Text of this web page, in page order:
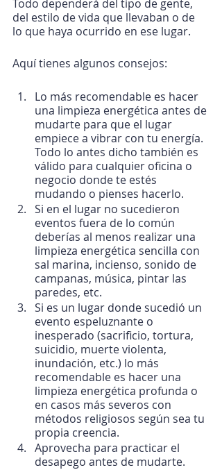
Todo dependerá del tipo de gente,
del estilo de vida que llevaban o de
lo que haya ocurrido en ese lugar.
Aquí tienes algunos consejos:
Lo más recomendable es hacer
una limpieza energética antes de
mudarte para que el lugar
empiece a vibrar con tu energía.
Todo lo antes dicho también es
válido para cualquier oficina o
negocio donde te estés
mudando o pienses hacerlo.
Si en el lugar no sucedieron
eventos fuera de lo común
deberías al menos realizar una
limpieza energética sencilla con
sal marina, incienso, sonido de
campanas, música, pintar las
paredes, etc.
Si es un lugar donde sucedió un
evento espeluznante o
inesperado (sacrificio, tortura,
suicidio, muerte violenta,
inundación, etc.) lo más
recomendable es hacer una
limpieza energética profunda o
en casos más severos con
métodos religiosos según sea tu
propia creencia.
Aprovecha para practicar el
desapego antes de mudarte.